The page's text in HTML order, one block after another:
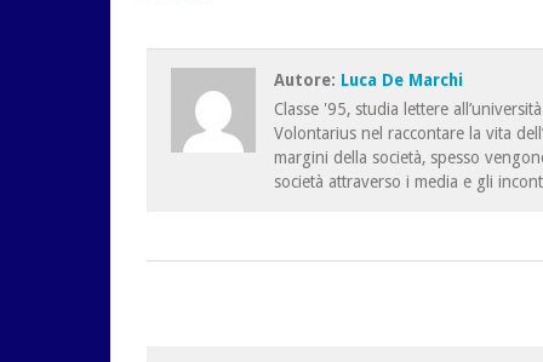
Autore: Luca De Marchi
Classe '95, studia lettere
Volontarius nel raccontare la vita
margini della società, spesso
società attraverso i media e gli